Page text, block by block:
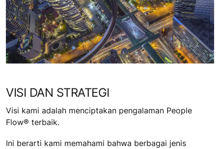
VISI DAN STRATEGI
Visi kami adalah menciptakan pengalaman People
Flow® terbaik.
Ini berarti kami memahami bahwa berbagai jenis